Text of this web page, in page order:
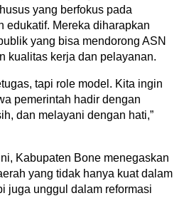
yang berfokus pada
edukatif. Mereka diharapkan
yang bisa mendorong ASN
kualitas kerja dan pelayanan.
tapi role model. Kita ingin
pemerintah hadir dengan
dan melayani dengan hati,”
Kabupaten Bone menegaskan
yang tidak hanya kuat dalam
juga unggul dalam reformasi